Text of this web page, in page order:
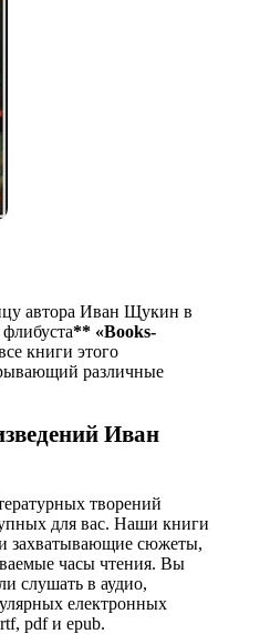
автора Иван Щукин в
** «Books-
книги этого
различные
Иван
творений
для вас. Наши книги
захватывающие сюжеты,
часы чтения. Вы
слушать в аудио,
електронных
pdf и epub.